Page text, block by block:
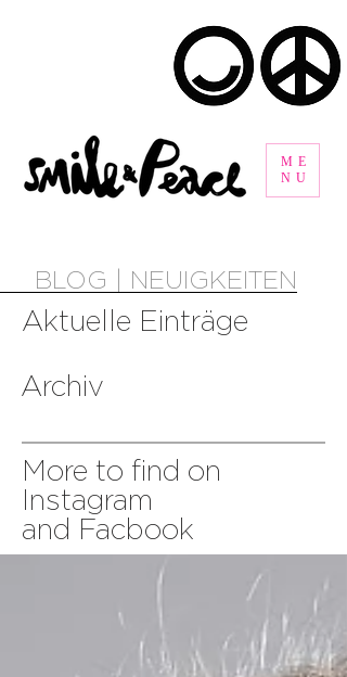
ME
NU
BLOG | NEUIGKEITEN
Aktuelle Einträge
Archiv
More to find on
Instagram
and Facbook